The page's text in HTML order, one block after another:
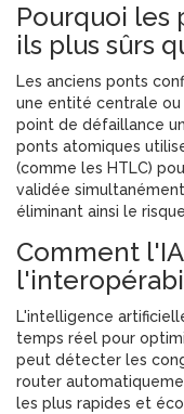
Pourquoi les
ils plus sûrs
Les anciens ponts
une entité centrale ou
point de défaillance
ponts atomiques
(comme les HTLC)
validée
éliminant ainsi le
Comment
L'intelligence
temps réel pour
peut détecter les
router
les plus rapides et